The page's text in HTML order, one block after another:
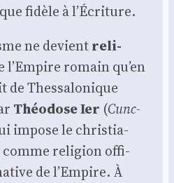
fidèle à l’Écriture.
ne devientreli­
l’Empire romain qu’en
de Thes­sa­lo­nique
Théo­dose Ier (Cunc­
impose le chris­tia­
comme reli­gion offi­
de l’Empire. À